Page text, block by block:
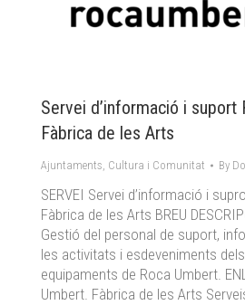
Servei d’informació i suport
Fàbrica de les Arts
Ajuntaments, Cultura i Comunitat By
SERVEI Servei d’informació i
Fàbrica de les Arts BREU
Gestió del personal de suport,
les activitats i esdeveniments
equipaments de Roca Umbert.
Umbert. Fàbrica de les Arts